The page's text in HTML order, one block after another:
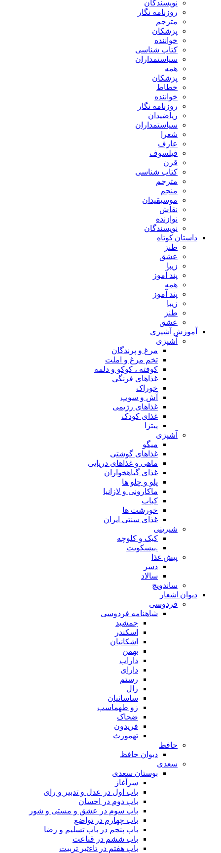
نویسندگان
روزنامه نگار
مترجم
پزشکان
خواننده
کتاب شناسی
سیاستمداران
همه
پزشکان
خطاط
خواننده
روزنامه نگار
ریاضیدان
سیاستمداران
شعرا
عارف
فیلسوف
قرن
کتاب شناسی
مترجم
منجم
موسیقیدان
نقاش
نوازنده
نویسندگان
داستان کوتاه
طنز
عشق
زیبا
پند آموز
همه
پند آموز
زیبا
طنز
عشق
آموزش آشپزی
آشپزی
مرغ و پرندگان
تخم مرغ و املت
کوفته ، کوکو و دلمه
غذاهای فرنگی
خوراک
آش و سوپ
غذاهای رژیمی
غذای کودک
پیتزا
آشپزی
میگو
غذاهای گوشتی
ماهی و غذاهای دریایی
غذای گیاهخواران
پلو و چلو ها
ماکارونی و لازانیا
کباب
خورشت ها
غذای سنتی ایران
شیرینی
کیک و کلوچه
.بیسکویت
پیش غذا
دسر
سالاد
ساندویچ
دیوان اشعار
فردوسی
شاهنامه فردوسی
جمشید
اسکندر
اشکانیان
بهمن
داراب
دارای
رستم
زال
ساسانیان
زو طهماسپ‏
ضحاک
فریدون
تهمورث
حافظ
دیوان حافظ
سعدی
بوستان سعدی
سرآغاز
باب اول در عدل و تدبیر و رای
باب دوم در احسان
باب سوم در عشق و مستی و شور
باب چهارم در تواضع
باب پنجم در باب تسلیم و رضا
باب ششم در قناعت
باب هفتم در تاءثیر تربیت